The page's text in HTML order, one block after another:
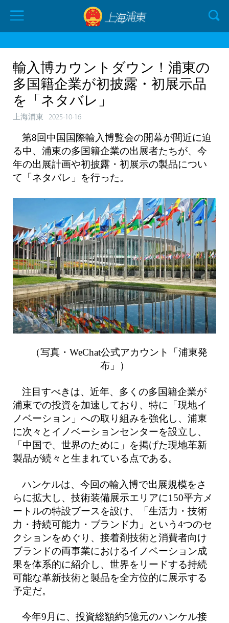
輸入博カウントダウン！浦東の
多国籍企業が初披露・初展示品
を「ネタバレ」
上海浦東 2025-10-16
第8回中国国際輸入博覧会の開幕が間近に迫
る中、浦東の多国籍企業の出展者たちが、今
年の出展計画や初披露・初展示の製品につい
て「ネタバレ」を行った。
（写真・WeChat公式アカウント「浦東発
布」）
注目すべきは、近年、多くの多国籍企業が
浦東での投資を加速しており、特に「現地イ
ノベーション」への取り組みを強化し、浦東
に次々とイノベーションセンターを設立し、
「中国で、世界のために」を掲げた現地革新
製品が続々と生まれている点である。
ハンケルは、今回の輸入博で出展規模をさ
らに拡大し、技術装備展示エリアに150平方メ
ートルの特設ブースを設け、「生活力・技術
力・持続可能力・ブランド力」という4つのセ
クションをめぐり、接着剤技術と消費者向け
ブランドの両事業におけるイノベーション成
果を体系的に紹介し、世界をリードする持続
可能な革新技術と製品を全方位的に展示する
予定だ。
今年9月に、投資総額約5億元のハンケル接